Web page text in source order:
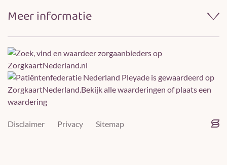
Logeren bij Pleyade
Meer informatie
Gebruik technologieën
Werken bij Pleyade
Vrijwilligerswerk
Klachtenregeling
Veelgestelde vragen
Pleyade is gewaardeerd op
ZorgkaartNederland.Bekijk alle waarderingen ofplaats een
waardering
Disclaimer Privacy Sitemap